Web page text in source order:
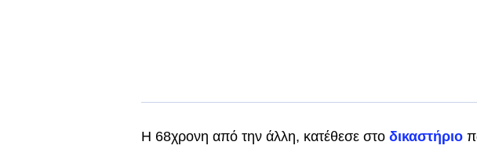
Η 68χρονη από την άλλη, κατέθεσε στο δικαστήριο